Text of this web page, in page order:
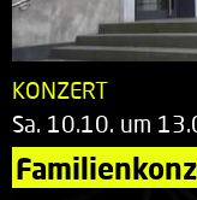
KONZERT
Sa. 10.10. um